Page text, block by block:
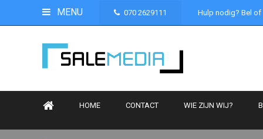
MENU 070 2629111 Hulp nodig? Bel of
HOME CONTACT WIE ZIJN WIJ?